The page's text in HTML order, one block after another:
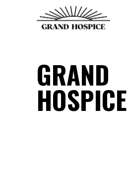
GRAND
HOSPICE